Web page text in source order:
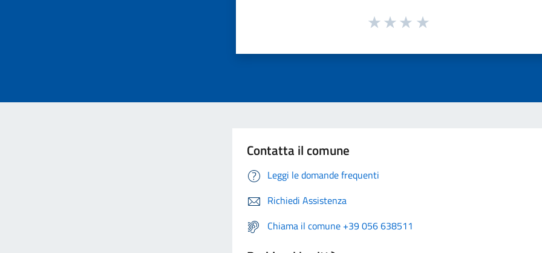
Contatta il comune
Leggi le domande frequenti
Richiedi Assistenza
Chiama il comune +39 056 638511